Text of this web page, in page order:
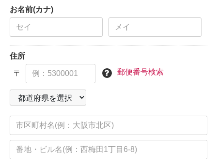
お名前(カナ)
住所
〒 郵便番号検索